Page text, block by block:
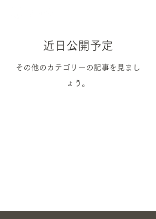
近日公開予定
その他のカテゴリーの記事を見まし
ょう。